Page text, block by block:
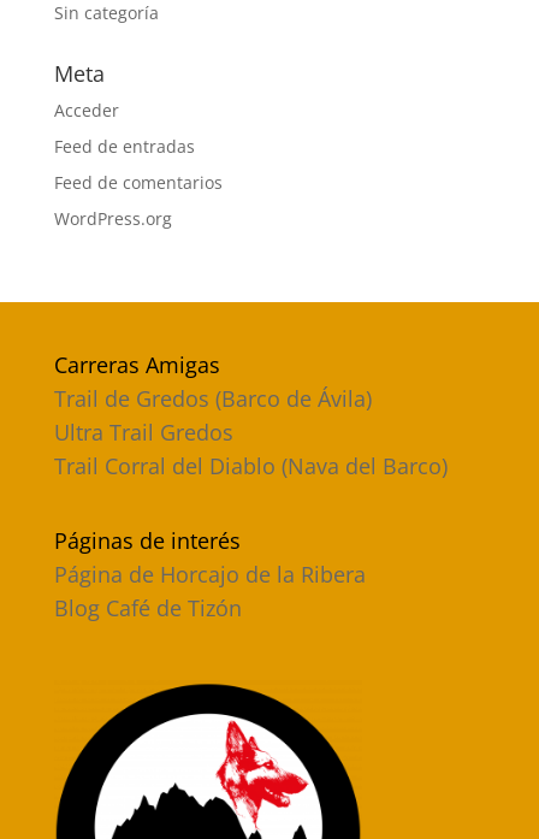
Sin categoría
Meta
Acceder
Feed de entradas
Feed de comentarios
WordPress.org
Carreras Amigas
Trail de Gredos (Barco de Ávila)
Ultra Trail Gredos
Trail Corral del Diablo (Nava del Barco)
Páginas de interés
Página de Horcajo de la Ribera
Blog Café de Tizón